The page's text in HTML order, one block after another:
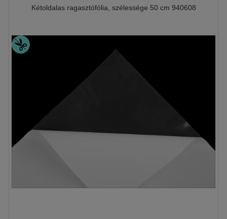
Kétoldalas ragasztófólia, szélessége 50 cm 940608